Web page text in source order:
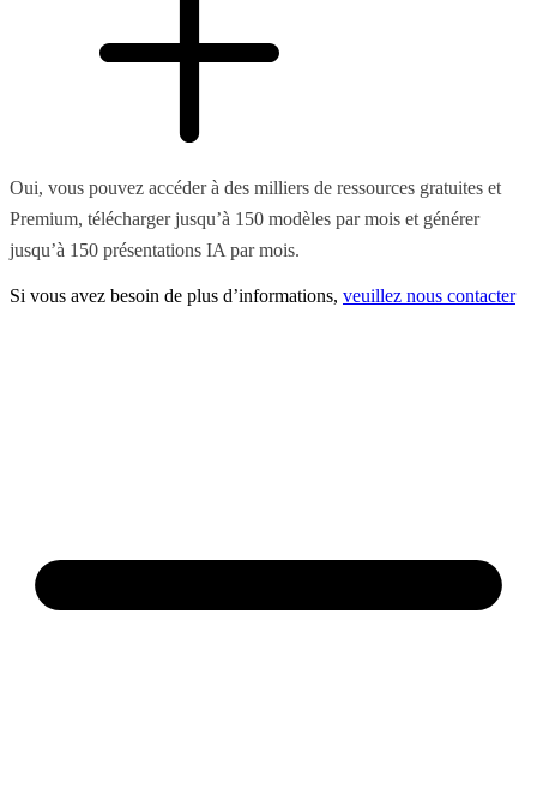
Oui, vous pouvez accéder à des milliers de ressources gratuites et
Premium, télécharger jusqu’à 150 modèles par mois et générer
jusqu’à 150 présentations IA par mois.
Si vous avez besoin de plus d’informations, veuillez nous contacter